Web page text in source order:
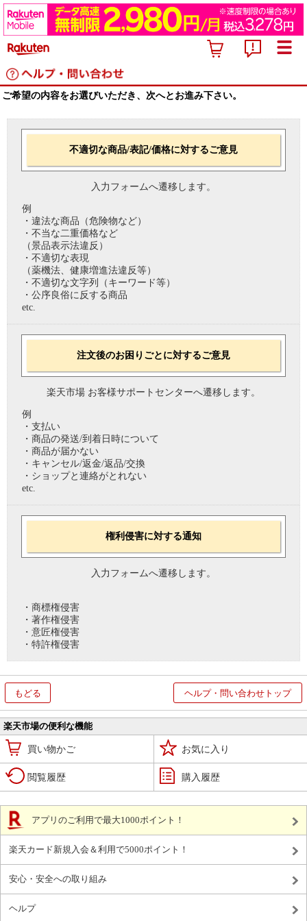
ご希望の内容をお選びいただき、次へとお進み下さい。
不適切な商品/表記/価格に対するご意見
入力フォームへ遷移します。
例
・違法な商品（危険物など）
・不当な二重価格など
（景品表示法違反）
・不適切な表現
（薬機法、健康増進法違反等）
・不適切な文字列（キーワード等）
・公序良俗に反する商品
etc.
注文後のお困りごとに対するご意見
楽天市場 お客様サポートセンターへ遷移します。
例
・支払い
・商品の発送/到着日時について
・商品が届かない
・キャンセル/返金/返品/交換
・ショップと連絡がとれない
etc.
権利侵害に対する通知
入力フォームへ遷移します。
・商標権侵害
・著作権侵害
・意匠権侵害
・特許権侵害
もどる ヘルプ・問い合わせトップ
楽天市場の便利な機能
買い物かご お気に入り
閲覧履歴 購入履歴
アプリのご利用で最大1000ポイント！
楽天カード新規入会＆利用で5000ポイント！
安心・安全への取り組み
ヘルプ